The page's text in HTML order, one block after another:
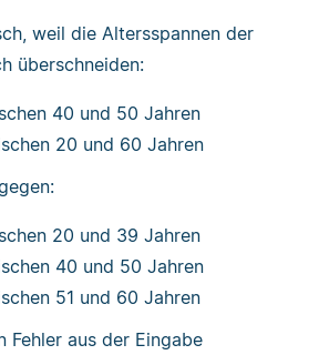
weil die Altersspannen der
überschneiden:
40 und 50 Jahren
20 und 60 Jahren
20 und 39 Jahren
40 und 50 Jahren
51 und 60 Jahren
Fehler aus der Eingabe